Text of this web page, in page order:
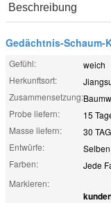
Beschreibung
Gedächtnis-Schaum-
Gefühl:
weich
Herkunftsort:
Zusammensetzung:
Probe liefern:
15
Masse liefern:
30
Entwürfe:
Farben:
Jede
Markieren: